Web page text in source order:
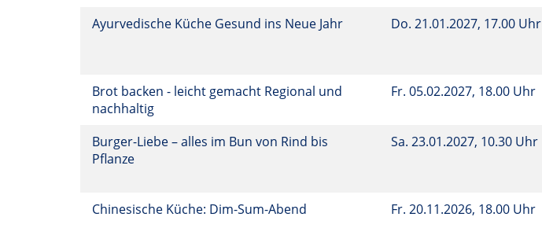
Ayurvedische Küche Gesund ins Neue Jahr Do. 21.01.2027, 17.00 Uhr
Brot backen - leicht gemacht Regional und
nachhaltig
Fr. 05.02.2027, 18.00 Uhr
Burger-Liebe – alles im Bun von Rind bis
Pflanze
Sa. 23.01.2027, 10.30 Uhr
Chinesische Küche: Dim-Sum-Abend Fr. 20.11.2026, 18.00 Uhr